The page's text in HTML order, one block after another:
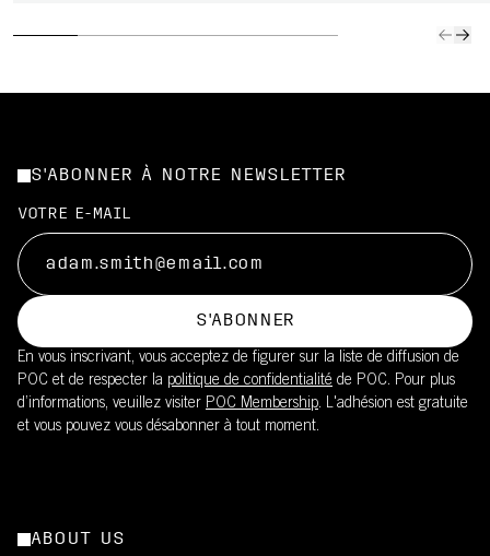
S'ABONNER À NOTRE NEWSLETTER
VOTRE E-MAIL
S'ABONNER
En vous inscrivant, vous acceptez de figurer sur la liste de diffusion de
POC et de respecter la politique de confidentialité de POC. Pour plus
d’informations, veuillez visiter POC Membership. L'adhésion est gratuite
et vous pouvez vous désabonner à tout moment.
ABOUT US